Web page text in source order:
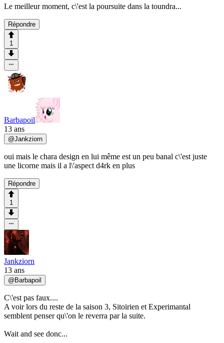
Le meilleur moment, c\'est la poursuite dans la toundra...
Répondre
1
Barbapoil
13 ans
@Jankziorn
oui mais le chara design en lui même est un peu banal c\'est juste
une licorne mais il a l\'aspect d4rk en plus
Répondre
1
Jankziorn
13 ans
@ Barbapoil
C\'est pas faux....
A voir lors du reste de la saison 3, Sitoirien et Experimantal
semblent penser qu\'on le reverra par la suite.
Wait and see donc...